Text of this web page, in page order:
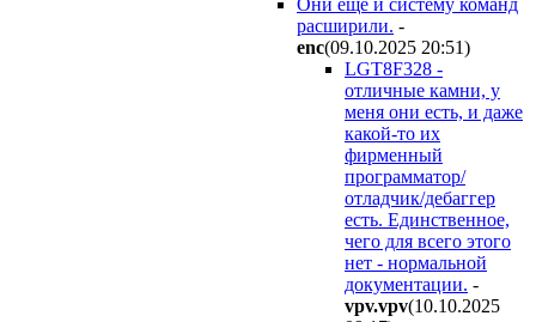
расширили. -
enc(09.10.2025 20:51)
LGT8F328 -
отличные камни, у
меня они есть, и даже
какой-то их
фирменный
программатор/
отладчик/дебаггер
есть. Единственное,
чего для всего этого
нет - нормальной
документации. -
vpv.vpv(10.10.2025